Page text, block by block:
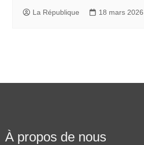
La République 18 mars 2026
À propos de nous